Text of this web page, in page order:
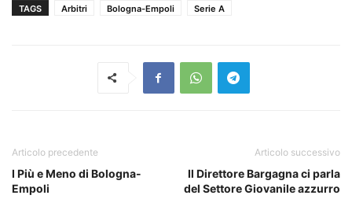
TAGS Arbitri Bologna-Empoli Serie A
Articolo precedente
I Più e Meno di Bologna-
Empoli
Articolo successivo
Il Direttore Bargagna ci parla
del Settore Giovanile azzurro